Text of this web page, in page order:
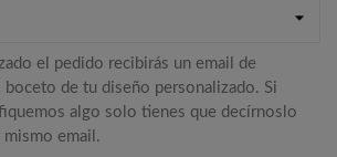
el pedido recibirás un email de
de tu diseño personalizado. Si
algo solo tienes que decírnoslo
mismo email.